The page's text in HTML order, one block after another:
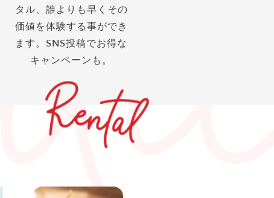
タル、誰よりも早くその
価値を体験する事ができ
ます。SNS投稿でお得な
キャンペーンも。